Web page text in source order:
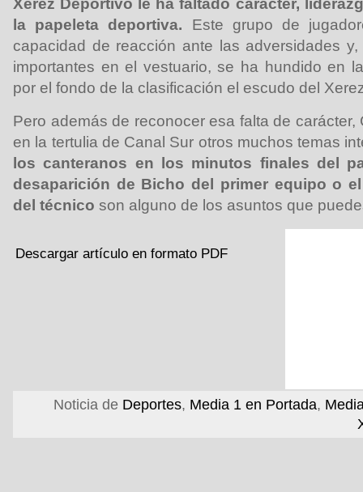
la papeleta deportiva. Este grupo de
capacidad de reacción ante las adversidades
importantes en el vestuario, se ha hundido en
por el fondo de la clasificación el escudo del
Pero además de reconocer esa falta de
en la tertulia de Canal Sur otros muchos temas
los canteranos en los minutos finales del
desaparición de Bicho del primer equipo o
del técnico son alguno de los asuntos que
Descargar artículo en formato PDF
Noticia de Deportes, Media 1 en Portada,